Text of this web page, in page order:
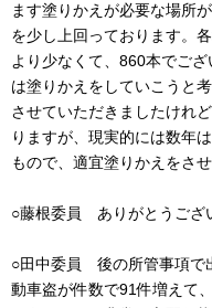
ます塗りかえが必要な場所
を少し上回っております。
より少なくて、860本でご
は塗りかえをしていこうと
させていただきましたけれ
りますが、現実的には数年
もので、適宜塗りかえをさ
○藤根委員 ありがとうござ
○田中委員 後の所管事項で
動車盗が件数で91件増えて